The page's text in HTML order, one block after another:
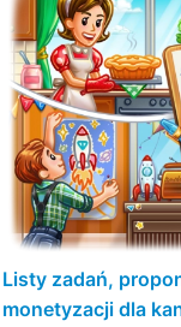
Listy zadań,
monetyzacji dla